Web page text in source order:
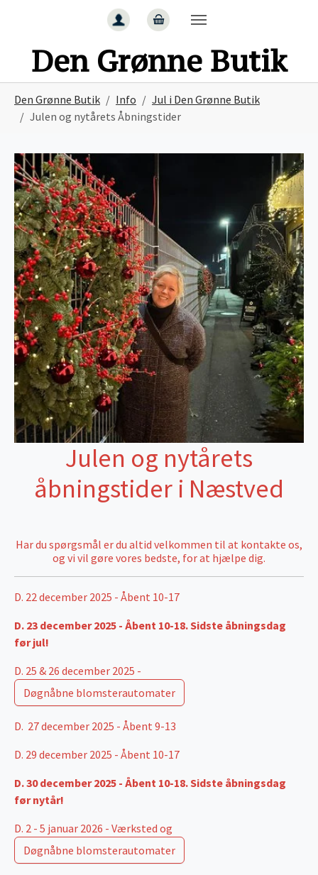
Den Grønne Butik
Den Grønne Butik Info
Jul i Den Grønne Butik
Julen og nytårets Åbningstider
Julen og nytårets
åbningstider i Næstved
Har du spørgsmål er du altid velkommen til at kontakte os,
og vi vil gøre vores bedste, for at hjælpe dig.
D. 22 december 2025 - Åbent 10-17
D. 23 december 2025 - Åbent 10-18. Sidste åbningsdag
før jul!
D. 25 & 26 december 2025 -
Døgnåbne blomsterautomater
D. 27 december 2025 - Åbent 9-13
D. 29 december 2025 - Åbent 10-17
D. 30 december 2025 - Åbent 10-18. Sidste åbningsdag
før nytår!
D. 2 - 5 januar 2026 - Værksted og
Døgnåbne blomsterautomater